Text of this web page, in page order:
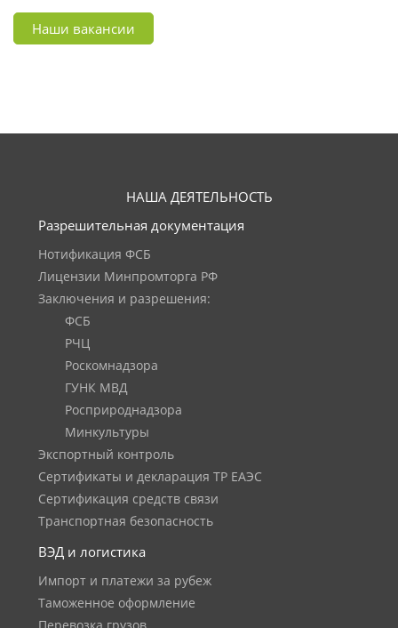
Наши вакансии
НАША ДЕЯТЕЛЬНОСТЬ
Разрешительная документация
Нотификация ФСБ
Лицензии Минпромторга РФ
Заключения и разрешения:
ФСБ
РЧЦ
Роскомнадзора
ГУНК МВД
Росприроднадзора
Минкультуры
Экспортный контроль
Сертификаты и декларация ТР ЕАЭС
Сертификация средств связи
Транспортная безопасность
ВЭД и логистика
Импорт и платежи за рубеж
Таможенное оформление